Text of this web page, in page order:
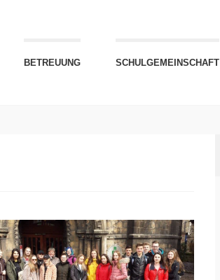
BETREUUNG SCHULGEMEINSCHAFT